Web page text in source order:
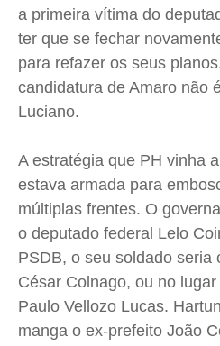
a primeira vítima do
ter que se fechar
para refazer os seus
candidatura de Amaro não
Luciano.
A estratégia que PH vinha
estava armada para
múltiplas frentes. O
o deputado federal Lelo
PSDB, o seu soldado seria
César Colnago, ou no
Paulo Vellozo Lucas.
manga o ex-prefeito João